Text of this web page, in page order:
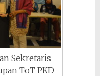
Sekretaris
ToT PKD